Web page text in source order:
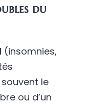
du
(insomnies,
le
ou d’un